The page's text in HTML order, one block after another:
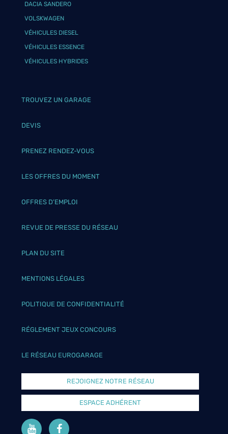
DACIA SANDERO
VOLSKWAGEN
VÉHICULES DIESEL
VÉHICULES ESSENCE
VÉHICULES HYBRIDES
TROUVEZ UN GARAGE
DEVIS
PRENEZ RENDEZ-VOUS
LES OFFRES DU MOMENT
OFFRES D’EMPLOI
REVUE DE PRESSE DU RÉSEAU
PLAN DU SITE
MENTIONS LÉGALES
POLITIQUE DE CONFIDENTIALITÉ
RÉGLEMENT JEUX CONCOURS
LE RÉSEAU EUROGARAGE
REJOIGNEZ NOTRE RÉSEAU
ESPACE ADHÉRENT